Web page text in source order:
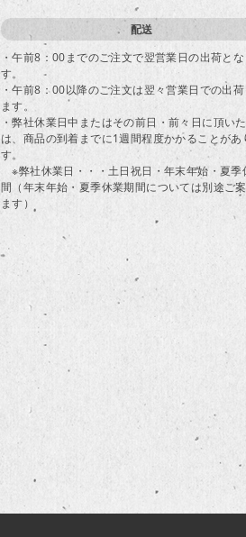
配送
・午前8：00までのご注文で翌営業日の出荷とな
す。
・午前8：00以降のご注文は翌々営業日での出荷
ます。
・弊社休業日中またはその前日・前々日に頂い
は、商品の到着までに1週間程度かかることがあ
す。
※弊社休業日・・・土日祝日・年末年始・夏季
間（年末年始・夏季休業期間については別途ご
ます）